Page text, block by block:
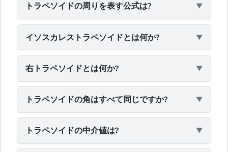
トラペソイドの周りを表す公式は?
イソスカレストラペソイドとは何か?
右トラペソイドとは何か?
トラペソイドの角はすべて同じですか?
トラペソイドの中介値は?